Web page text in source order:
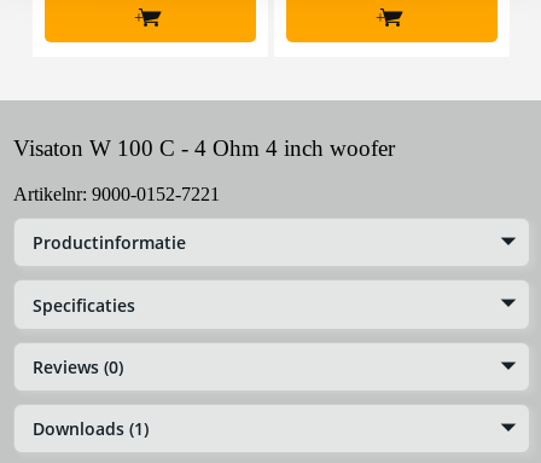
+ +
Visaton W 100 C - 4 Ohm 4 inch woofer
Artikelnr: 9000-0152-7221
Productinformatie
Specificaties
Reviews (0)
Downloads (1)